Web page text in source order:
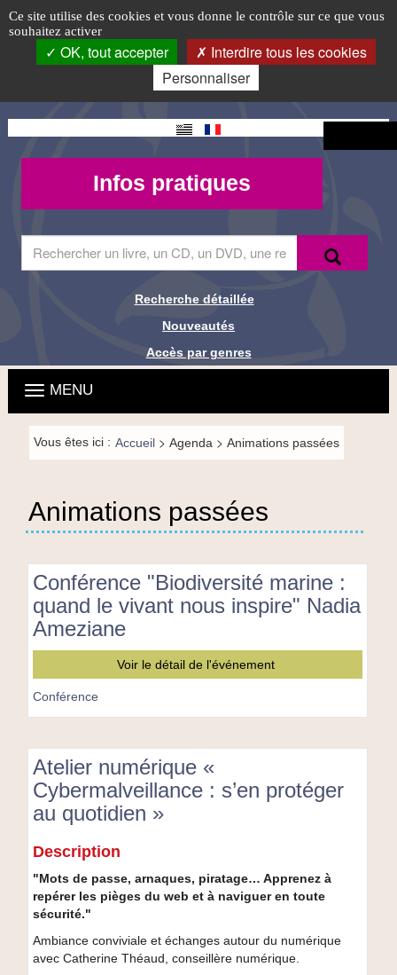
Panneau de gestion des cookies
Ce site utilise des cookies et vous donne le contrôle sur ce que vous
souhaitez activer
OK, tout accepter
Interdire tous les cookies
Personnaliser
Accéder
au
menu
principal
Accéder
au
contenu
Accéder
à
connexion
Animations
passées
Logo
top-
Changement
de langue
Mon
compte -
Infos
pratiques
Infos pratiques
Recherche
site
Recherche détaillée
Nouveautés
Accès par genres
Menu
principal
Ouvrir
la
navigation
Fil de
navigation-
FR
Vous êtes ici : Accueil > Agenda > Animations passées
Animations passées
Conférence "Biodiversité marine :
quand le vivant nous inspire" Nadia
Ameziane
marine
le
vivant
nous
inspire"
Nadia
Voir le détail de l'événement
Conférence
Atelier numérique «
Cybermalveillance : s’en protéger
au quotidien »
numérique
«
Cybermalveillance
:
protéger
au
Description
"Mots de passe, arnaques, piratage… Apprenez à
repérer les pièges du web et à naviguer en toute
sécurité."
Ambiance conviviale et échanges autour du numérique
avec Catherine Théaud, conseillère numérique.